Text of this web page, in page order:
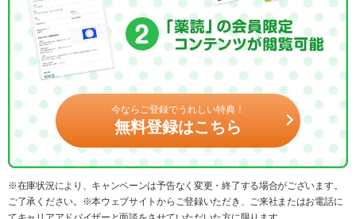
今ならご登録でうれしい特典！
無料登録はこちら
※在庫状況により、キャンペーンは予告なく変更・終了する場合がございます。
ご了承ください。※本ウェブサイトからご登録いただき、ご来社またはお電話に